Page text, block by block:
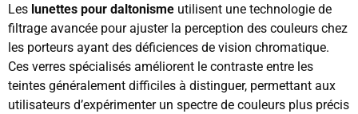
Les lunettes pour daltonisme utilisent une technologie de
filtrage avancée pour ajuster la perception des couleurs chez
les porteurs ayant des déficiences de vision chromatique.
Ces verres spécialisés améliorent le contraste entre les
teintes généralement difficiles à distinguer, permettant aux
utilisateurs d’expérimenter un spectre de couleurs plus précis